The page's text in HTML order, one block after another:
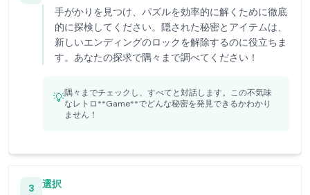
手がかりを見つけ、パズルを効率的に解くために徹底
的に探検してください。隠された秘密とアイテムは、
新しいエンディングのロックを解除するのに役立ちま
す。あなたの探求で隅々まで調べてください！
💡隅々までチェックし、すべてと対話します。この不気味
なレトロ**Game**でどんな秘密を発見できるかわかり
ません！
3
選択